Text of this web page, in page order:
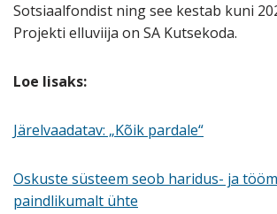
Sotsiaalfondist ning see kestab kuni
Projekti elluviija on SA Kutsekoda.
Loe lisaks:
Järelvaadatav: „Kõik pardale“
Oskuste süsteem seob haridus- ja
paindlikumalt ühte